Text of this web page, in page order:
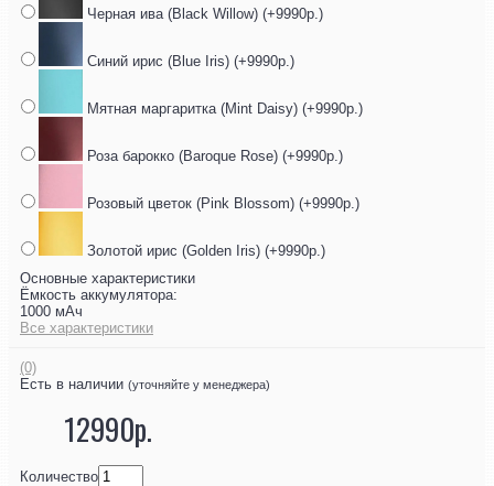
Черная ива (Black Willow) (+9990р.)
Синий ирис (Blue Iris) (+9990р.)
Мятная маргаритка (Mint Daisy) (+9990р.)
Роза барокко (Baroque Rose) (+9990р.)
Розовый цветок (Pink Blossom) (+9990р.)
Золотой ирис (Golden Iris) (+9990р.)
Основные характеристики
Ёмкость аккумулятора:
1000 мАч
Все характеристики
(0)
Есть в наличии (уточняйте у менеджера)
12990р.
Количество